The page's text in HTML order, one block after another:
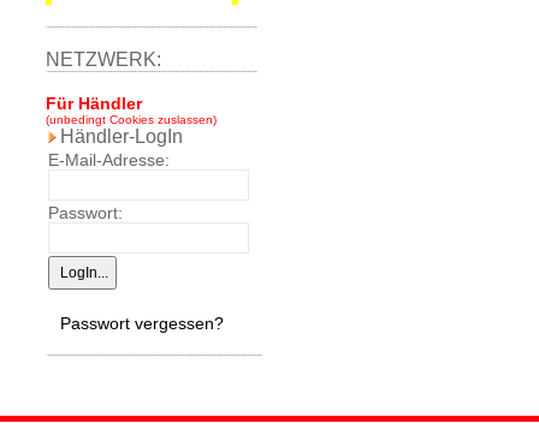
NETZWERK:
Für Händler
(unbedingt Cookies zuslassen)
Händler-LogIn
E-Mail-Adresse:
Passwort:
Passwort vergessen?